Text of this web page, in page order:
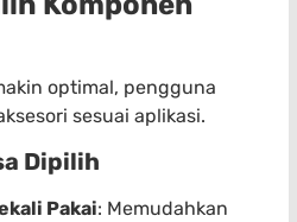
optimal, pengguna
sesuai aplikasi.
Dipilih
Pakai: Memudahkan